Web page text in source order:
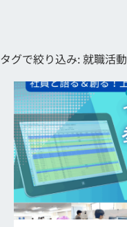
タグで絞り込み:就職活動